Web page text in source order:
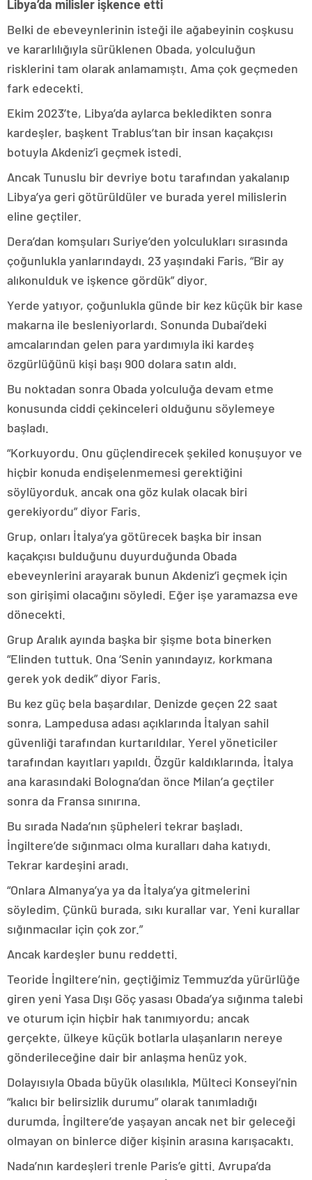
Libya’da milisler işkence etti
Belki de ebeveynlerinin isteği ile ağabeyinin coşkusu
ve kararlılığıyla sürüklenen Obada, yolculuğun
risklerini tam olarak anlamamıştı. Ama çok geçmeden
fark edecekti.
Ekim 2023’te, Libya’da aylarca bekledikten sonra
kardeşler, başkent Trablus’tan bir insan kaçakçısı
botuyla Akdeniz’i geçmek istedi.
Ancak Tunuslu bir devriye botu tarafından yakalanıp
Libya’ya geri götürüldüler ve burada yerel milislerin
eline geçtiler.
Dera’dan komşuları Suriye’den yolculukları sırasında
çoğunlukla yanlarındaydı. 23 yaşındaki Faris, “Bir ay
alıkonulduk ve işkence gördük” diyor.
Yerde yatıyor, çoğunlukla günde bir kez küçük bir kase
makarna ile besleniyorlardı. Sonunda Dubai’deki
amcalarından gelen para yardımıyla iki kardeş
özgürlüğünü kişi başı 900 dolara satın aldı.
Bu noktadan sonra Obada yolculuğa devam etme
konusunda ciddi çekinceleri olduğunu söylemeye
başladı.
“Korkuyordu. Onu güçlendirecek şekiled konuşuyor ve
hiçbir konuda endişelenmemesi gerektiğini
söylüyorduk. ancak ona göz kulak olacak biri
gerekiyordu” diyor Faris.
Grup, onları İtalya’ya götürecek başka bir insan
kaçakçısı bulduğunu duyurduğunda Obada
ebeveynlerini arayarak bunun Akdeniz’i geçmek için
son girişimi olacağını söyledi. Eğer işe yaramazsa eve
dönecekti.
Grup Aralık ayında başka bir şişme bota binerken
“Elinden tuttuk. Ona ‘Senin yanındayız, korkmana
gerek yok dedik” diyor Faris.
Bu kez güç bela başardılar. Denizde geçen 22 saat
sonra, Lampedusa adası açıklarında İtalyan sahil
güvenliği tarafından kurtarıldılar. Yerel yöneticiler
tarafından kayıtları yapıldı. Özgür kaldıklarında, İtalya
ana karasındaki Bologna’dan önce Milan’a geçtiler
sonra da Fransa sınırına.
Bu sırada Nada’nın şüpheleri tekrar başladı.
İngiltere’de sığınmacı olma kuralları daha katıydı.
Tekrar kardeşini aradı.
“Onlara Almanya’ya ya da İtalya’ya gitmelerini
söyledim. Çünkü burada, sıkı kurallar var. Yeni kurallar
sığınmacılar için çok zor.”
Ancak kardeşler bunu reddetti.
Teoride İngiltere’nin, geçtiğimiz Temmuz’da yürürlüğe
giren yeni Yasa Dışı Göç yasası Obada’ya sığınma talebi
ve oturum için hiçbir hak tanımıyordu; ancak
gerçekte, ülkeye küçük botlarla ulaşanların nereye
gönderileceğine dair bir anlaşma henüz yok.
Dolayısıyla Obada büyük olasılıkla, Mülteci Konseyi’nin
“kalıcı bir belirsizlik durumu” olarak tanımladığı
durumda, İngiltere’de yaşayan ancak net bir geleceği
olmayan on binlerce diğer kişinin arasına karışacaktı.
Nada’nın kardeşleri trenle Paris’e gitti. Avrupa’da